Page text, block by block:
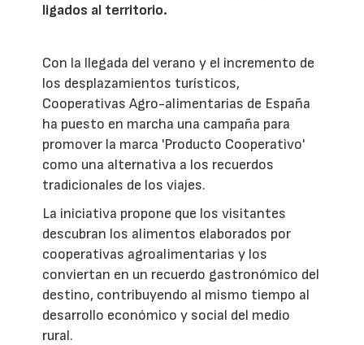
ligados al territorio.
Con la llegada del verano y el incremento de
los desplazamientos turísticos,
Cooperativas Agro-alimentarias de España
ha puesto en marcha una campaña para
promover la marca 'Producto Cooperativo'
como una alternativa a los recuerdos
tradicionales de los viajes.
La iniciativa propone que los visitantes
descubran los alimentos elaborados por
cooperativas agroalimentarias y los
conviertan en un recuerdo gastronómico del
destino, contribuyendo al mismo tiempo al
desarrollo económico y social del medio
rural.